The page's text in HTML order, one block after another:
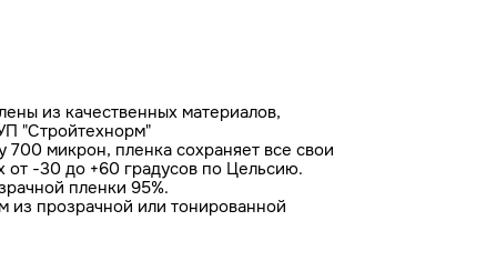
из качественных материалов,
"Стройтехнорм"
микрон, пленка сохраняет все свои
от -30 до +60 градусов по Цельсию.
пленки 95%.
из прозрачной или тонированной